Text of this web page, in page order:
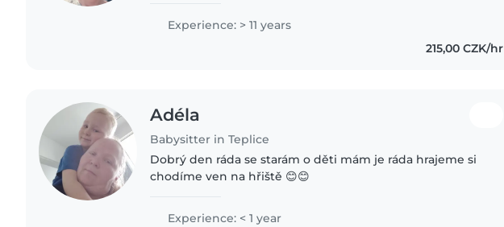
Experience: > 11 years
215,00 CZK/hr
Adéla
Babysitter in Teplice
Dobrý den ráda se starám o děti mám je ráda hrajeme si
chodíme ven na hřiště 😊😊
Experience: < 1 year